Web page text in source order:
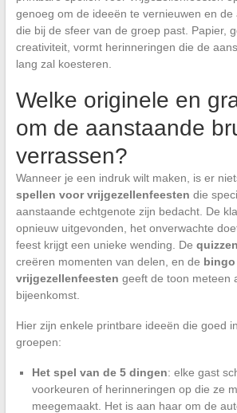
genoeg om de ideeën te vernieuwen en de
die bij de sfeer van de groep past. Papier,
creativiteit, vormt herinneringen die de
lang zal koesteren.
Welke originele en
om de aanstaande
verrassen?
Wanneer je een indruk wilt maken, is er
spellen voor vrijgezellenfeesten die
aanstaande echtgenote zijn bedacht. De
opnieuw uitgevonden, het onverwachte
feest krijgt een unieke wending. De
creëren momenten van delen, en de
vrijgezellenfeesten geeft de toon meteen
bijeenkomst.
Hier zijn enkele printbare ideeën die goed
groepen:
Het spel van de 5 dingen: elke gast
voorkeuren of herinneringen op die ze
meegemaakt. Het is aan haar om de